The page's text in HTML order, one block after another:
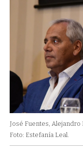
José Fuentes, Alejandro
Foto: Estefanía Leal.